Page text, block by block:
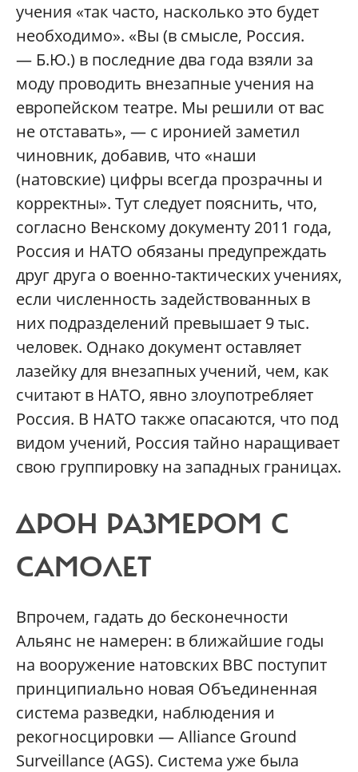
учения «так часто, насколько это будет
необходимо». «Вы (в смысле, Россия.
— Б.Ю.) в последние два года взяли за
моду проводить внезапные учения на
европейском театре. Мы решили от вас
не отставать», — с иронией заметил
чиновник, добавив, что «наши
(натовские) цифры всегда прозрачны и
корректны». Тут следует пояснить, что,
согласно Венскому документу 2011 года,
Россия и НАТО обязаны предупреждать
друг друга о военно-тактических учениях,
если численность задействованных в
них подразделений превышает 9 тыс.
человек. Однако документ оставляет
лазейку для внезапных учений, чем, как
считают в НАТО, явно злоупотребляет
Россия. В НАТО также опасаются, что под
видом учений, Россия тайно наращивает
свою группировку на западных границах.
ДРОН РАЗМЕРОМ С
САМОЛЕТ
Впрочем, гадать до бесконечности
Альянс не намерен: в ближайшие годы
на вооружение натовских ВВС поступит
принципиально новая Объединенная
система разведки, наблюдения и
рекогносцировки — Alliance Ground
Surveillance (AGS). Система уже была